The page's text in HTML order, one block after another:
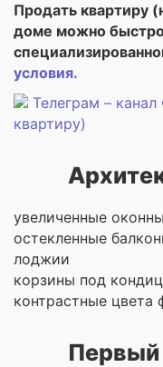
Продать квартиру
доме можно
условия.
Телеграм –
квартиру)
увеличенные
остекленные
лоджии
корзины под
контрастные цвета